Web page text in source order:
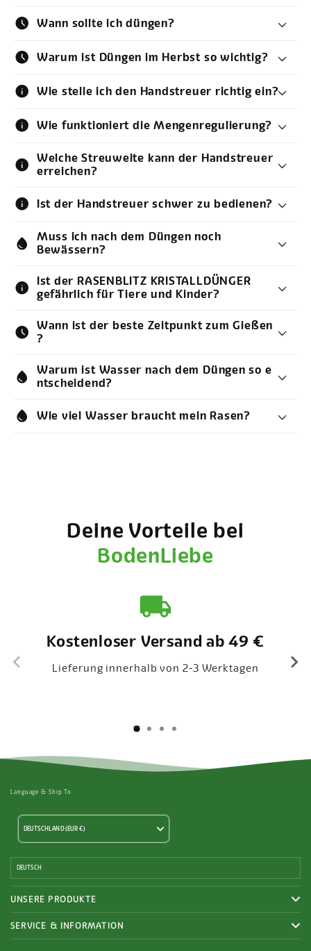
schedule Wann sollte ich düngen?
schedule Warum ist Düngen im Herbst so wichtig?
info Wie stelle ich den Handstreuer richtig ein?
info Wie funktioniert die Mengenregulierung?
info Welche Streuweite kann der Handstreuer
erreichen?
info Ist der Handstreuer schwer zu bedienen?
water_drop
Muss ich nach dem Düngen noch
Bewässern?
info Ist der RASENBLITZ KRISTALLDÜNGER
gefährlich für Tiere und Kinder?
schedule Wann ist der beste Zeitpunkt zum Gießen
?
water_drop
Warum ist Wasser nach dem Düngen so e
ntscheidend?
water_drop Wie viel Wasser braucht mein Rasen?
Deine Vorteile bei
BodenLiebe
local_shipping
Kostenloser Versand ab 49 €
Lieferung innerhalb von 2-3 Werktagen
Language & Ship To
DEUTSCHLAND (EUR €)
DEUTSCH
UNSERE PRODUKTE
Rasendünger
Frühjahrsprodukte
SERVICE & INFORMATION